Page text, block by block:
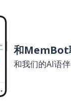
和MemBot
和我们的AI语